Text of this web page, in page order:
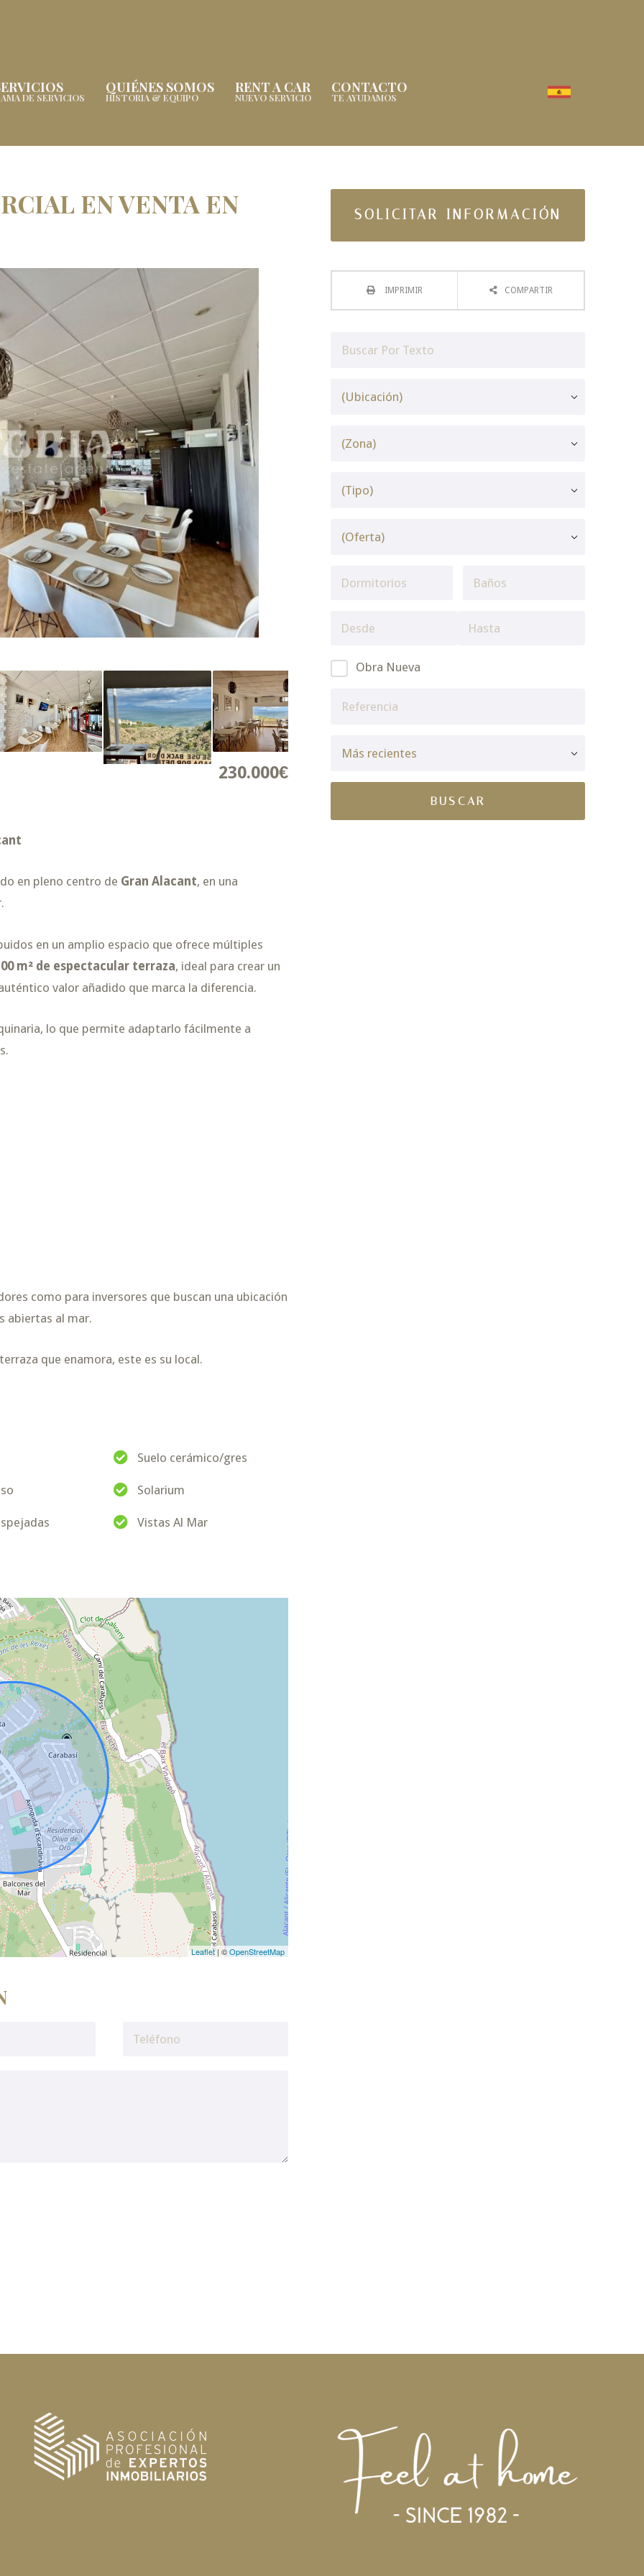
DE SERVICIOS
QUIÉNES SOMOS
HISTORIA & EQUIPO
RENT A CAR
NUEVO SERVICIO
CONTACTO
TE AYUDAMOS
EN VENTA EN
230.000€
en pleno centro de Gran Alacant, en una
en un amplio espacio que ofrece múltiples
m² de espectacular terraza, ideal para crear un
valor añadido que marca la diferencia.
lo que permite adaptarlo fácilmente a
como para inversores que buscan una ubicación
abiertas al mar.
que enamora, este es su local.
Suelo cerámico/gres
Solarium
Vistas Al Mar
Leaflet| ©OpenStreetMap
SOLICITAR INFORMACIÓN
IMPRIMIR COMPARTIR
Obra Nueva